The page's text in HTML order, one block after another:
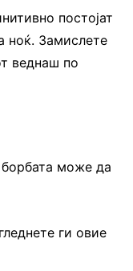
постојат
ноќ. Замислете
веднаш по
борбата може да
ги овие